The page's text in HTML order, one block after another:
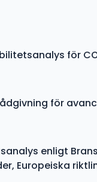
för
för
enligt
Europeiska